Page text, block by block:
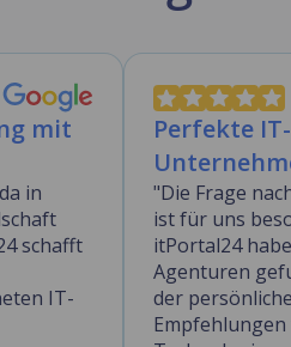
mit
in
schafft
IT-
Perfekte
"Die Frage
ist für uns
itPortal24
Agenturen
der